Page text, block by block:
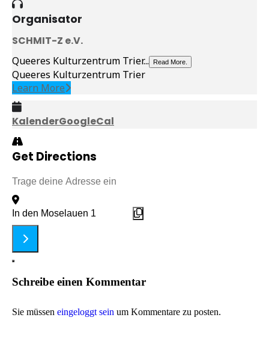
Organisator
SCHMIT-Z e.V.
Queeres Kulturzentrum Trier... Read More.
Queeres Kulturzentrum Trier
Learn More
KalenderGoogleCal
Get Directions
Address - Rosa Karneval: "Aufbruch nach Queertopia" []
Destination Address - Rosa Karneval: "Aufbruch nach
Schreibe einen Kommentar
Sie müssen eingeloggt sein um Kommentare zu posten.